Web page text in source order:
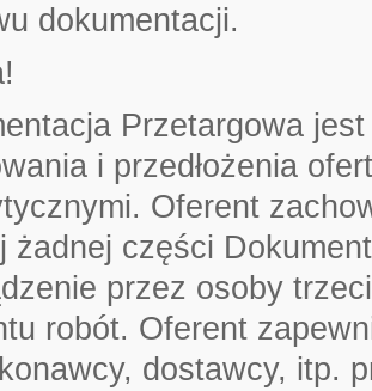
dokumentacji.
Przetargowa
i przedłożenia
Oferent
żadnej części
przez osoby
robót. Oferent
dostawcy, itp.